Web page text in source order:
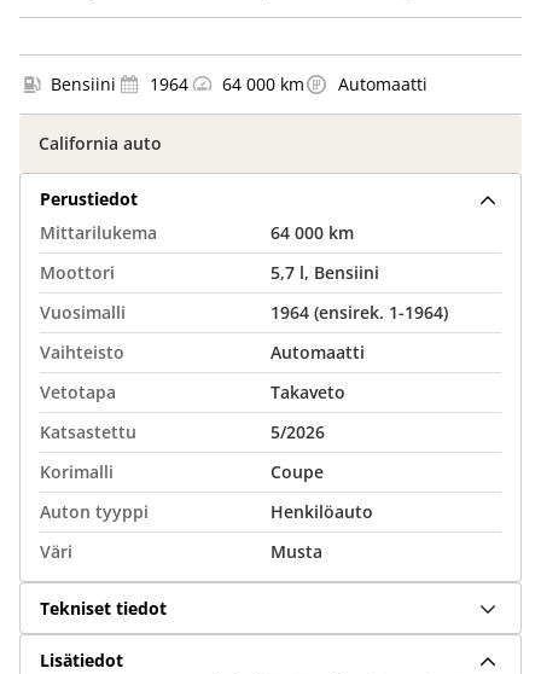
Bensiini 1964 64 000 km Automaatti
California auto
Perustiedot
Mittarilukema
64 000 km
Moottori
5,7 l, Bensiini
Vuosimalli
1964 (ensirek. 1-1964)
Vaihteisto
Automaatti
Vetotapa
Takaveto
Katsastettu
5/2026
Korimalli
Coupe
Auton tyyppi
Henkilöauto
Väri
Musta
Tekniset tiedot
Lisätiedot